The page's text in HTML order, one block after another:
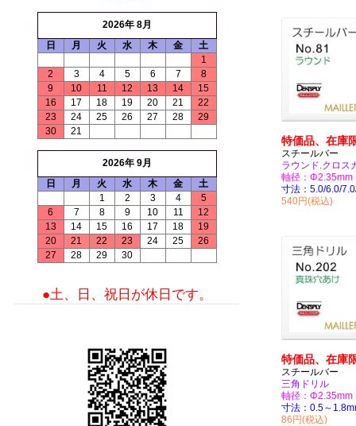
特価品、在庫
スチールバー
ラウンド.クロス
軸径：Φ2.35mm
寸法：5.0/6.0/
540円(税込)
特価品、在庫
スチールバー
三角ドリル
軸径：Φ2.35mm
寸法：0.5～
86円(税込)
2026年 8月
日
月 火 水 木 金
土
1
2
3 4 5 6 7
8
9
10 11 12 13 14
15
16
17 18 19 20 21
22
23
24 25 26 27 28
29
30
21
2026年 9月
日
月 火 水 木 金
土
1
2 3 4
5
6
7 8 9 10 11
12
13
14 15 16 17 18
19
20
21 22 23 24 25
26
27
28 29 30
●土、日、祝日が休日です。